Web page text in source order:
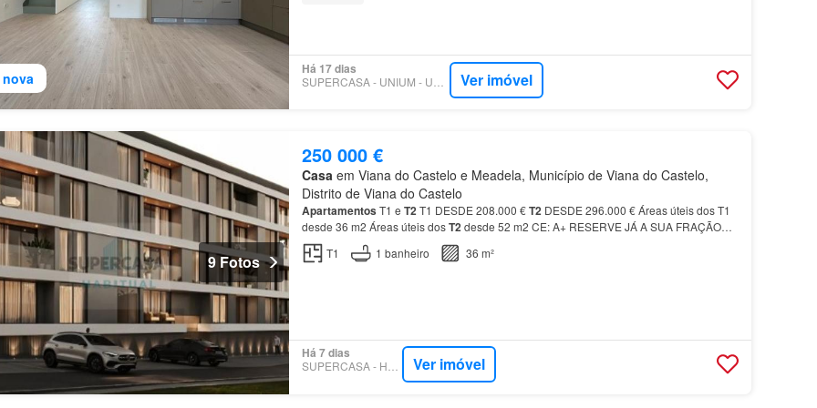
nova
Há 17 dias
Ver imóvel
9 Fotos
250 000 €
Casaem Viana do Castelo e Meadela, Município de Viana do Castelo,
Distrito de Viana do Castelo
Apartamentos T1 e T2T1 DESDE 208.000 €T2 DESDE 296.000 € Áreas úteis dos T1
desde 36 m2 Áreas úteis dosT2desde 52 m2 CE: A+ RESERVE JÁ A SUA FRAÇÃO
Mais do que comprar ou vender
T1 1 banheiro 36 m²
Há 7 dias
SUPERCASA - HABITUAL Ver imóvel